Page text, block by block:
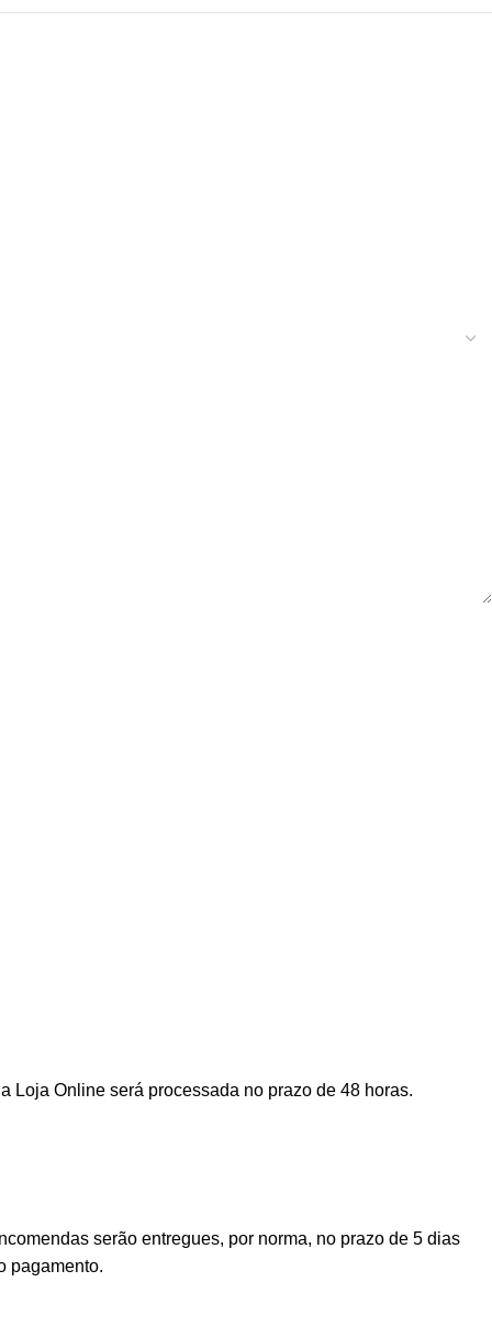
Loja Online será processada no prazo de 48 horas.
serão entregues, por norma, no prazo de 5 dias
pagamento.